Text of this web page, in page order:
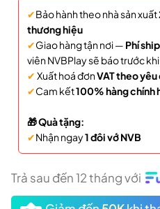
✔Bảo hành theo nhà sản xuất
thương hiệu
✔Giao hàng tận nơi — Phí
viên NVBPlay sẽ báo trước
✔ Xuất hoá đơnVAT theo yêu
✔Cam kết100% hàng chính
🎁 Quà tặng:
✔Nhận ngay1 đôi vớ NVB
Trả sau đến 12 tháng với